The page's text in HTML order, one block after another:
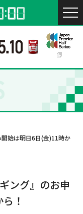
開始は明日6日(金)11時か
ング』のお申
！